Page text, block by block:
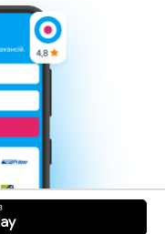
Кар’єра
Умови використання